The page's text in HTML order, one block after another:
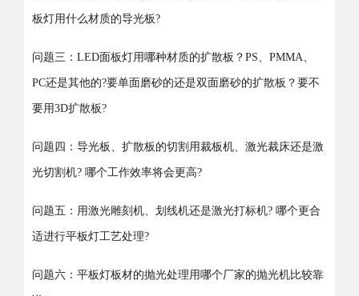
板灯用什么材质的导光板?
问题三：LED面板灯用哪种材质的扩散板？PS、PMMA、
PC还是其他的?要单面磨砂的还是双面磨砂的扩散板？要不
要用3D扩散板?
问题四：导光板、扩散板的切割用裁板机、激光裁床还是激
光切割机? 哪个工作效率将会更高?
问题五：用激光雕刻机、划线机还是激光打标机? 哪个更合
适进行平板灯工艺处理?
问题六：平板灯板材的抛光处理用哪个厂家的抛光机比较靠